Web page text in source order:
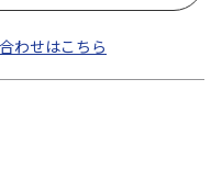
わせはこちら